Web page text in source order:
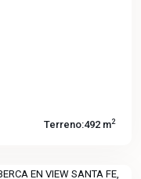
Terreno:492 m2